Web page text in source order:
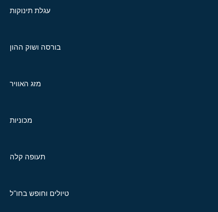
עגלת תינוקות
בורסה ושוק ההון
מזג האוויר
מכוניות
תעופה קלה
טיולים וחופש בחו"ל